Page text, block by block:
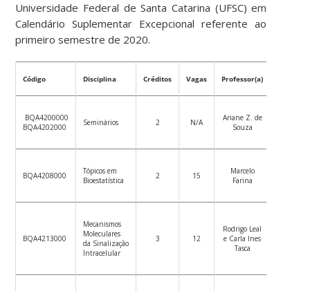
Universidade Federal de Santa Catarina (UFSC) em
Calendário Suplementar Excepcional referente ao
primeiro semestre de 2020.
Código Disciplina Créditos Vagas Professor(a)
BQA4200000
BQA4202000
Seminários 2 N/A
Ariane Z. de
Souza
BQA4208000
Tópicos em
Bioestatística
2 15
Marcelo
Farina
BQA4213000
Mecanismos
Moleculares
da Sinalização
Intracelular
3 12
Rodrigo Leal
e Carla Ines
Tasca